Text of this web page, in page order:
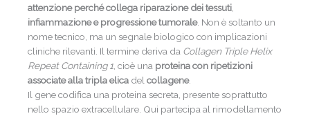
attenzione perché collega riparazione dei tessuti,
infiammazione e progressione tumorale. Non è soltanto un
nome tecnico, ma un segnale biologico con implicazioni
cliniche rilevanti. Il termine deriva da Collagen Triple Helix
Repeat Containing 1, cioè una proteina con ripetizioni
associate alla tripla elica delcollagene.
Il gene codifica una proteina secreta, presente soprattutto
nello spazio extracellulare. Qui partecipa al rimodellamento